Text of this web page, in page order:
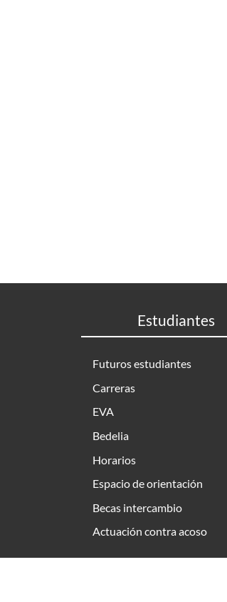
Estudiantes
Futuros estudiantes
Carreras
EVA
Bedelia
Horarios
Espacio de orientación
Becas intercambio
Actuación contra acoso